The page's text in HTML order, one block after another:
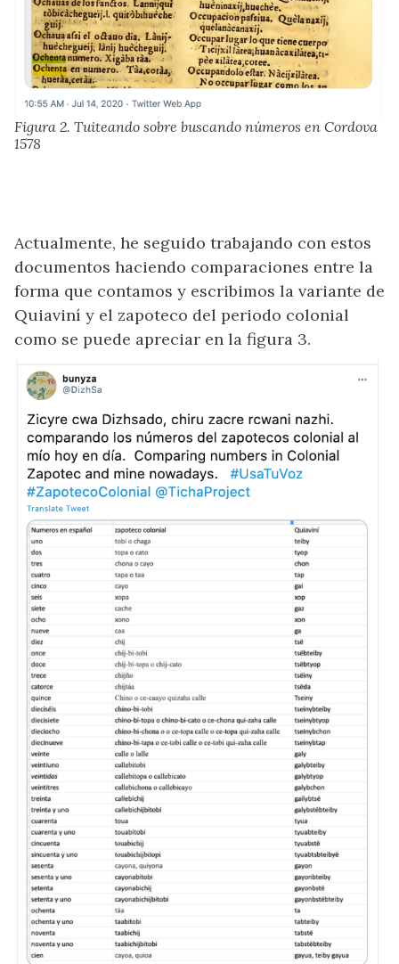
Figura 2. Tuiteando sobre buscando números en Cordova
1578
Actualmente, he seguido trabajando con estos
documentos haciendo comparaciones entre la
forma que contamos y escribimos la variante de
Quiaviní y el zapoteco del periodo colonial
como se puede apreciar en la figura 3.